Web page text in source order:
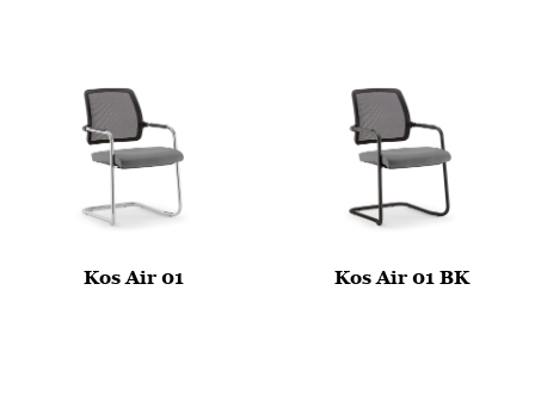
Kos Air 01 Kos Air 01 BK